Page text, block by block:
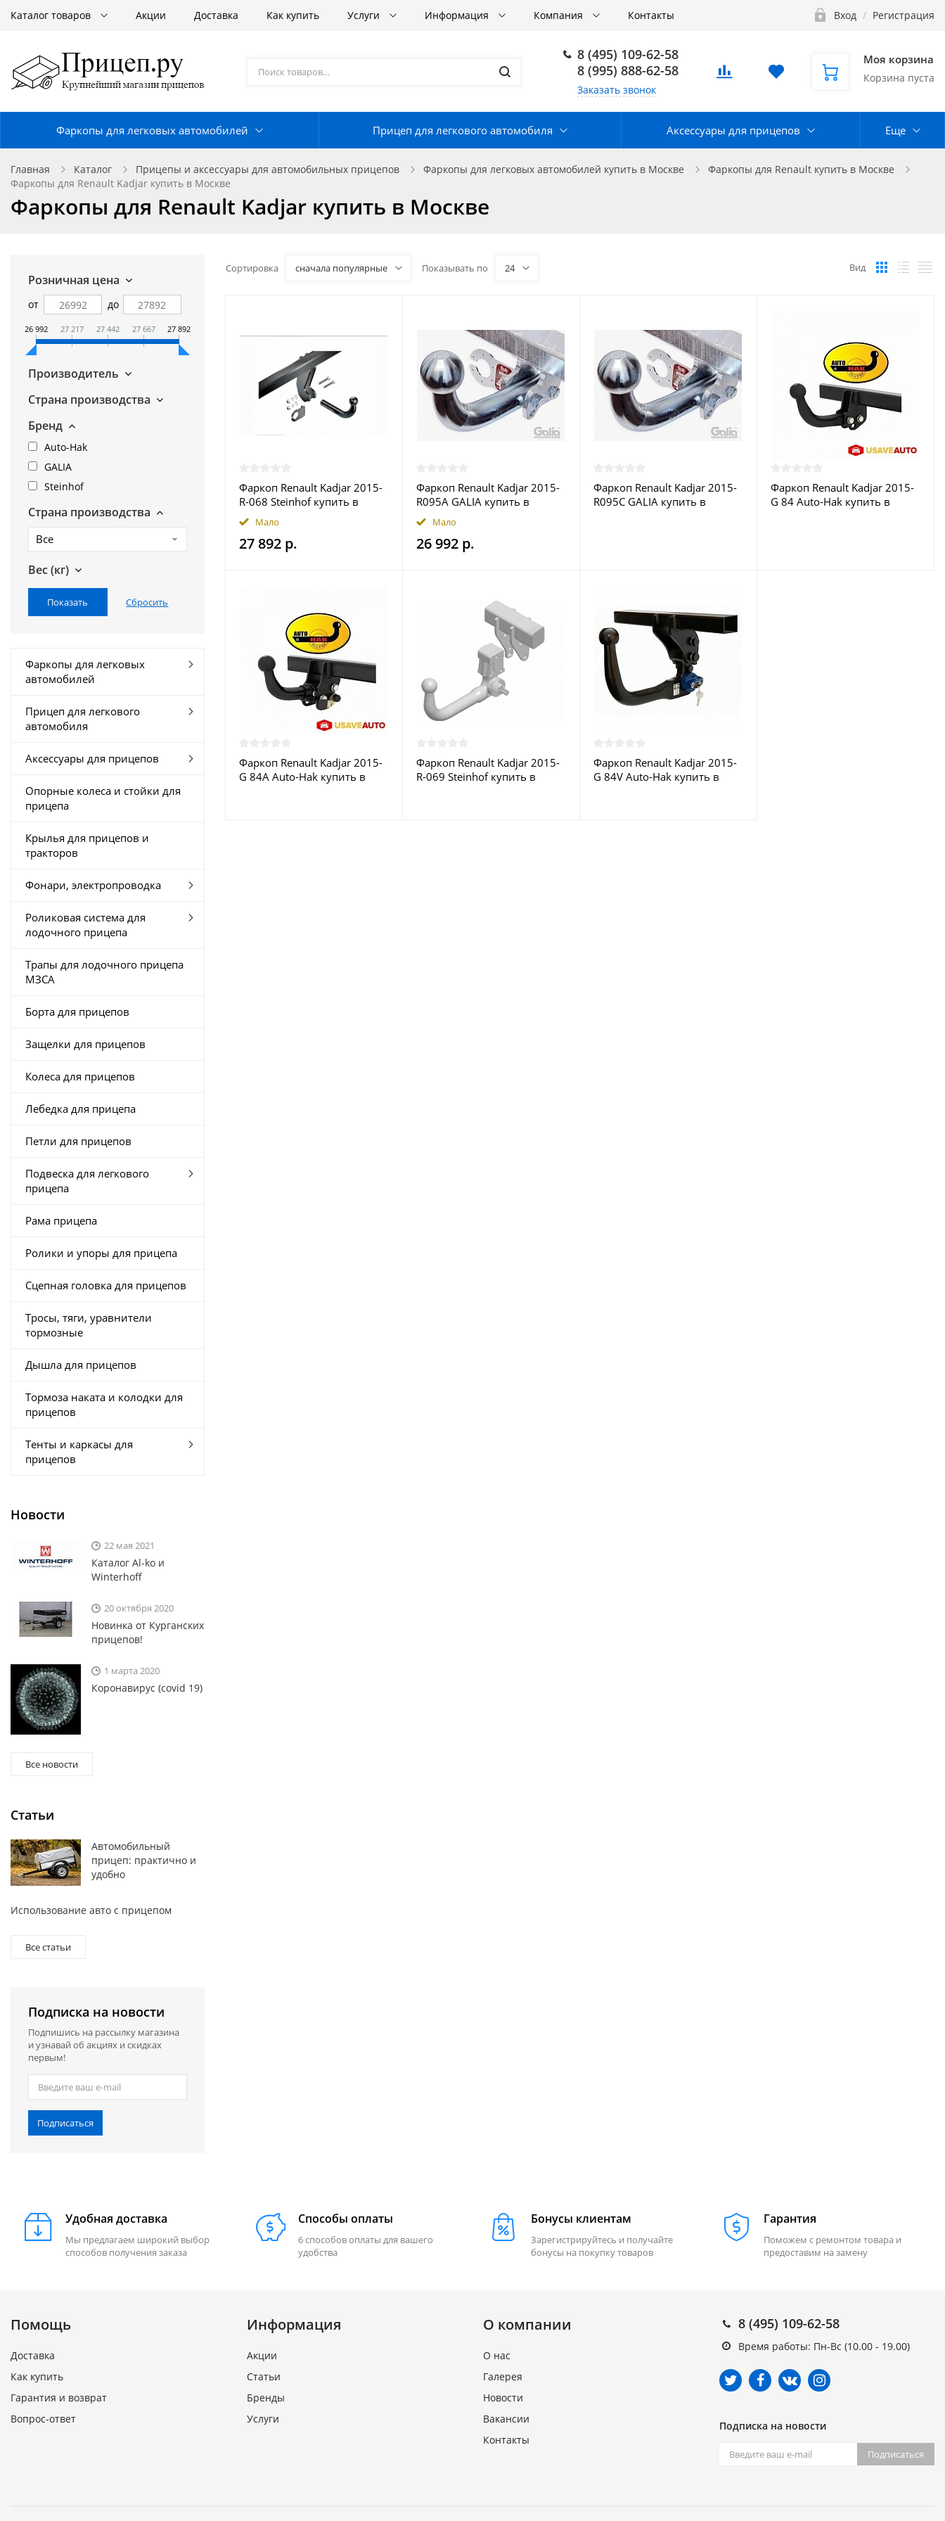
Каталог товаров Акции Доставка Как купить Услуги Информация Компания Контакты Вход / Регистрация
8 (495) 109-62-58
8 (995) 888-62-58
Заказать звонок
Моя корзина
Корзина пуста
Фаркопы для легковых автомобилей Прицеп для легкового автомобиля Аксессуары для прицепов Еще
Главная Каталог Прицепы и аксессуары для автомобильных прицепов Фаркопы для легковых автомобилей купить в Москве
Фаркопы для Renault купить в Москве
Фаркопы для Renault Kadjar купить в Москве
Фаркопы для Renault Kadjar купить в Москве
Розничная цена
от до
26 992 27 217 27 442 27 667 27 892
Производитель
Страна производства
Бренд
Auto-Hak
GALIA
Steinhof
Страна производства
Все
Вес (кг)
Фаркопы для легковых
автомобилей
Прицеп для легкового
автомобиля
Аксессуары для прицепов
Опорные колеса и стойки для
прицепа
Крылья для прицепов и
тракторов
Фонари, электропроводка
Роликовая система для
лодочного прицепа
Трапы для лодочного прицепа
МЗСА
Борта для прицепов
Защелки для прицепов
Колеса для прицепов
Лебедка для прицепа
Петли для прицепов
Подвеска для легкового
прицепа
Рама прицепа
Ролики и упоры для прицепа
Сцепная головка для прицепов
Тросы, тяги, уравнители
тормозные
Дышла для прицепов
Тормоза наката и колодки для
прицепов
Тенты и каркасы для
прицепов
Новости
22 мая 2021
Каталог Al-ko и
Winterhoff
20 октября 2020
Новинка от Курганских
прицепов!
1 марта 2020
Коронавирус (covid 19)
Все новости
Статьи
Автомобильный
прицеп: практично и
удобно
Использование авто с прицепом
Все статьи
Подписка на новости
Подпишись на рассылку магазина
и узнавай об акциях и скидках
первым!
Подписаться
Сортировка сначала популярные Показывать по 24 Вид
Фаркоп Renault Kadjar 2015-
R-068 Steinhof купить в
Москве
Мало
27 892 р.
Фаркоп Renault Kadjar 2015-
R095A GALIA купить в
Москве
Мало
26 992 р.
Фаркоп Renault Kadjar 2015-
R095C GALIA купить в
Фаркоп Renault Kadjar 2015-
G 84 Auto-Hak купить в
Фаркоп Renault Kadjar 2015-
G 84A Auto-Hak купить в
Фаркоп Renault Kadjar 2015-
R-069 Steinhof купить в
Фаркоп Renault Kadjar 2015-
G 84V Auto-Hak купить в
Удобная доставка
Мы предлагаем широкий выбор
способов получения заказа
Способы оплаты
6 способов оплаты для вашего
удобства
Бонусы клиентам
Зарегистрируйтесь и получайте
бонусы на покупку товаров
Гарантия
Поможем с ремонтом товара и
предоставим на замену
Помощь
Доставка
Как купить
Гарантия и возврат
Вопрос-ответ
Информация
Акции
Статьи
Бренды
Услуги
О компании
О нас
Галерея
Новости
Вакансии
Контакты
8 (495) 109-62-58
Время работы: Пн-Вс (10.00 - 19.00)
Подписка на новости
Подписаться